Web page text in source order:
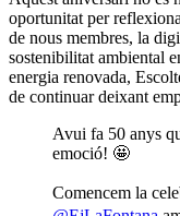
Fes voluntariat